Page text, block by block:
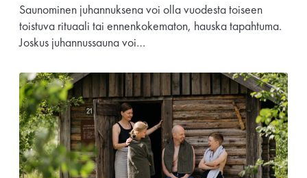
Saunominen juhannuksena voi olla vuodesta toiseen
toistuva rituaali tai ennenkokematon, hauska tapahtuma.
Joskus juhannussauna voi…